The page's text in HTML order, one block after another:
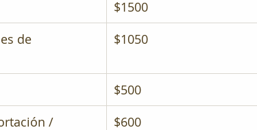
$1500
de
$1050
$500
/
$600